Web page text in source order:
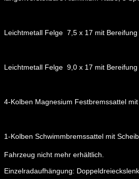
Leichtmetall Felge 7,5 x 17 mit Bereifung
Leichtmetall Felge 9,0 x 17 mit Bereifung
4-Kolben Magnesium Festbremssattel
1-Kolben Schwimmbremssattel mit
Einzelradaufhängung:
Fahrzeug nicht mehr erhältlich.